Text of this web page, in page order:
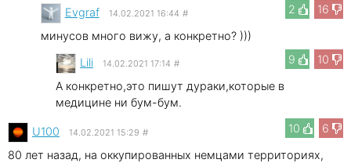
2
16
Evgraf 14.02.2021 16:44 #
минусов много вижу, а конкретно? )))
9
10
Lili 14.02.2021 17:14 #
А конкретно,это пишут дураки,которые в
медицине ни бум-бум.
10
6
U100 14.02.2021 15:29 #
80 лет назад, на оккупированных немцами территориях,